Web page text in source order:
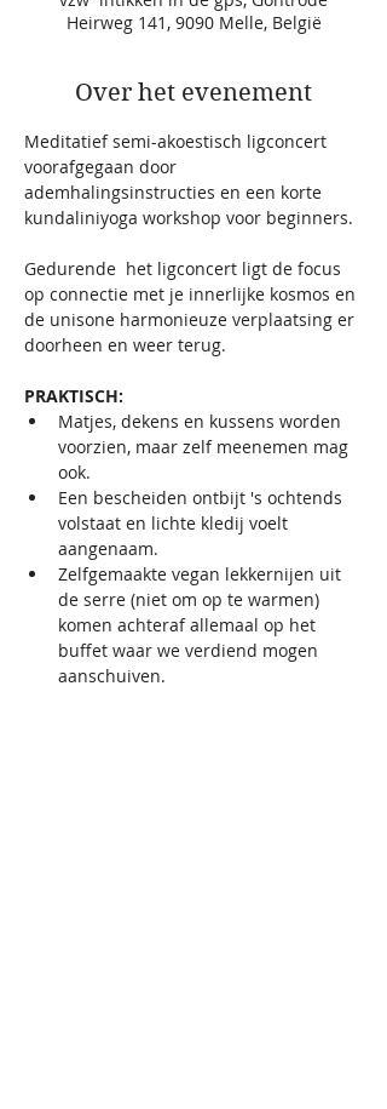
Heirweg 141, 9090 Melle, België
Over het evenement
Meditatief semi-akoestisch ligconcert
voorafgegaan door
ademhalingsinstructies en een korte
kundaliniyoga workshop voor beginners.
Gedurende  het ligconcert ligt de focus
op connectie met je innerlijke kosmos en
de unisone harmonieuze verplaatsing er
doorheen en weer terug.
PRAKTISCH:
Matjes, dekens en kussens worden
voorzien, maar zelf meenemen mag
ook.
Een bescheiden ontbijt 's ochtends
volstaat en lichte kledij voelt
aangenaam.
Zelfgemaakte vegan lekkernijen uit
de serre (niet om op te warmen)
komen achteraf allemaal op het
buffet waar we verdiend mogen
aanschuiven.